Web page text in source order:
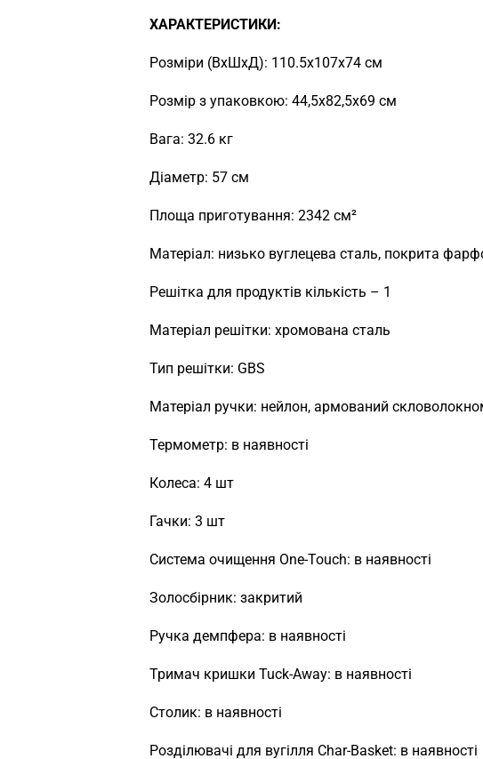
ХАРАКТЕРИСТИКИ:
Розміри (ВхШхД): 110.5х107х74 см
Розмір з упаковкою: 44,5х82,5х69 см
Вага: 32.6 кг
Діаметр: 57 см
Площа приготування: 2342 см²
Матеріал: низько вуглецева сталь, покрита
Решітка для продуктів кількість – 1
Матеріал решітки: хромована сталь
Тип решітки: GBS
Матеріал ручки: нейлон, армований
Термометр: в наявності
Колеса: 4 шт
Гачки: 3 шт
Система очищення One-Touch: в наявності
Золосбірник: закритий
Ручка демпфера: в наявності
Тримач кришки Tuck-Away: в наявності
Столик: в наявності
Розділювачі для вугілля Char-Basket: в наявності